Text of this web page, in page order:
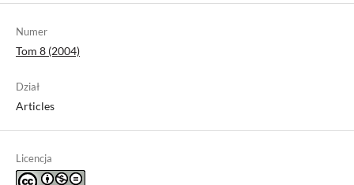
Numer
Tom 8 (2004)
Dział
Articles
Licencja